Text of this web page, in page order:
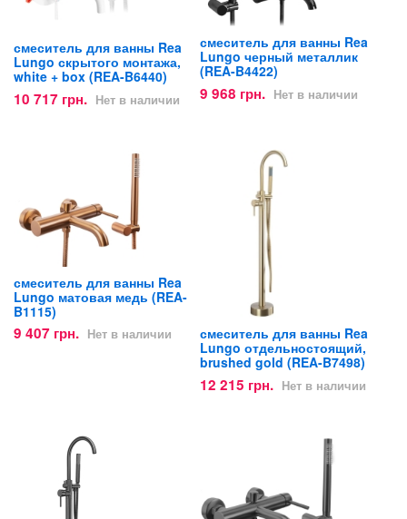
смеситель для ванны Rea
Lungo скрытого монтажа,
white + box (REA-B6440)
10 717 грн. Нет в наличии
смеситель для ванны Rea
Lungo черный металлик
(REA-B4422)
9 968 грн. Нет в наличии
смеситель для ванны Rea
Lungo матовая медь (REA-
B1115)
9 407 грн. Нет в наличии
смеситель для ванны Rea
Lungo отдельностоящий,
brushed gold (REA-B7498)
12 215 грн. Нет в наличии